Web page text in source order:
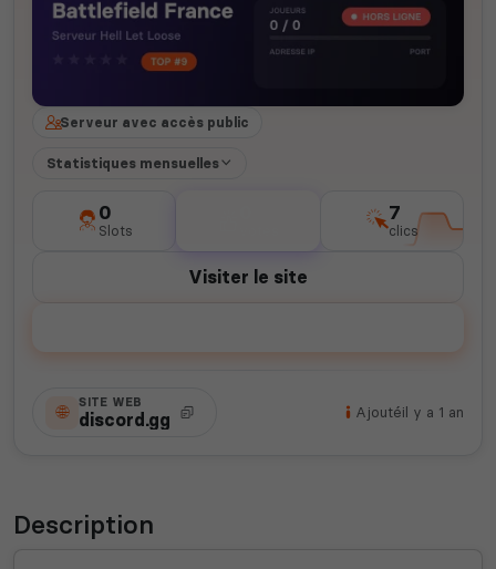
Serveur avec accès public
Statistiques mensuelles
0
Slots
7
clics
Visiter le site
SITE WEB
discord.gg Ajoutéil y a 1 an
Description